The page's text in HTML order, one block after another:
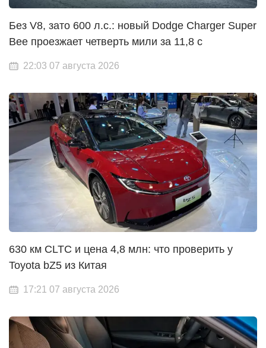
Без V8, зато 600 л.с.: новый Dodge Charger Super
Bee проезжает четверть мили за 11,8 с
22:03 07 августа 2026
630 км CLTC и цена 4,8 млн: что проверить у
Toyota bZ5 из Китая
17:21 07 августа 2026